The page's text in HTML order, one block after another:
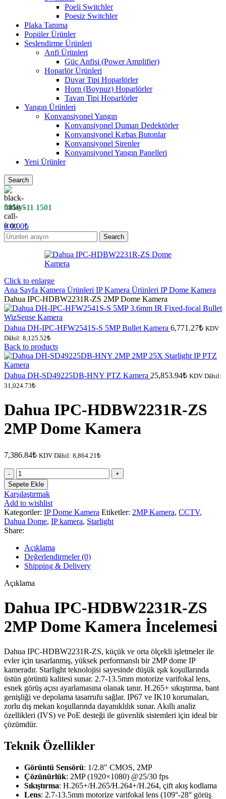
Poeli Switchler
Poesiz Switchler
Plaka Tanıma
Popüler Ürünler
Seslendirme Ürünleri
Anfi Ürünleri
Güç Anfisi (Power Amplifier)
Hoparlör Ürünleri
Duvar Tipi Hoparlörler
Horn (Boynuz) Hoparlörler
Tavan Tipi Hoparlörler
Yangın Ürünleri
Konvansiyonel Yangın
Konvansiyonel Duman Dedektörler
Konvansiyonel Kırbas Butonlar
Konvansiyonel Sirenler
Konvansiyonel Yangın Panelleri
Yeni Ürünler
Search
0850 511 1501
00.00₺
Search
Click to enlarge
Ana Sayfa Kamera Ürünleri IP Kamera Ürünleri IP Dome Kamera
Dahua IPC-HDBW2231R-ZS 2MP Dome Kamera
Dahua DH-IPC-HFW2541S-S 5MP Bullet Kamera 6,771.27₺ KDV
Dâhil: 8,125.52₺
Back to products
Dahua DH-SD49225DB-HNY PTZ Kamera 25,853.94₺ KDV Dâhil:
31,024.73₺
Dahua IPC-HDBW2231R-ZS
2MP Dome Kamera
7,386.84₺ KDV Dâhil: 8,864.21 ₺
Dahua
IPC-
HDBW2231R-
ZS
2MP
Dome
Kamera
adet
Sepete Ekle
Karşılaştırmak
Add to wishlist
Kategoriler: IP Dome Kamera Etiketler: 2MP Kamera, CCTV,
Dahua Dome, IP kamera, Starlight
Share:
Açıklama
Değerlendirmeler (0)
Shipping & Delivery
Açıklama
Dahua IPC-HDBW2231R-ZS
2MP Dome Kamera İncelemesi
Dahua IPC-HDBW2231R-ZS, küçük ve orta ölçekli işletmeler ile
evler için tasarlanmış, yüksek performanslı bir 2MP dome IP
kameradır. Starlight teknolojisi sayesinde düşük ışık koşullarında
üstün görüntü kalitesi sunar. 2.7-13.5mm motorize varifokal lens,
esnek görüş açısı ayarlamasına olanak tanır. H.265+ sıkıştırma, bant
genişliği ve depolama tasarrufu sağlar. IP67 ve IK10 korumaları,
zorlu dış mekan koşullarında dayanıklılık sunar. Akıllı analiz
özellikleri (IVS) ve PoE desteği ile güvenlik sistemleri için ideal bir
çözümdür.
Teknik Özellikler
Görüntü Sensörü: 1/2.8″ CMOS, 2MP
Çözünürlük: 2MP (1920×1080) @25/30 fps
Sıkıştırma: H.265+/H.265/H.264+/H.264, çift akış kodlama
Lens: 2.7-13.5mm motorize varifokal lens (109°-28° görüş